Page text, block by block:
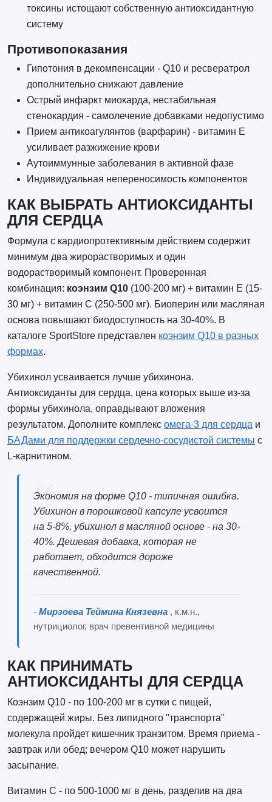
токсины истощают собственную антиоксидантную
систему
Противопоказания
Гипотония в декомпенсации - Q10 и ресвератрол
дополнительно снижают давление
Острый инфаркт миокарда, нестабильная
стенокардия - самолечение добавками недопустимо
Прием антикоагулянтов (варфарин) - витамин E
усиливает разжижение крови
Аутоиммунные заболевания в активной фазе
Индивидуальная непереносимость компонентов
КАК ВЫБРАТЬ АНТИОКСИДАНТЫ
ДЛЯ СЕРДЦА
Формула с кардиопротективным действием содержит
минимум два жирорастворимых и один
водорастворимый компонент. Проверенная
комбинация: коэнзим Q10(100-200 мг) + витамин E (15-
30 мг) + витамин C (250-500 мг). Биоперин или масляная
основа повышают биодоступность на 30-40%. В
каталоге SportStore представлен коэнзим Q10 в разных
формах.
Убихинол усваивается лучше убихинона.
Антиоксиданты для сердца, цена которых выше из-за
формы убихинола, оправдывают вложения
результатом. Дополните комплекс омега-3 для сердца и
БАДами для поддержки сердечно-сосудистой системы с
L-карнитином.
Экономия на форме Q10 - типичная ошибка.
Убихинон в порошковой капсуле усвоится
на 5-8%, убихинол в масляной основе - на 30-
40%. Дешевая добавка, которая не
работает, обходится дороже
качественной.
- Мирзоева Теймина Князевна , к.м.н.,
нутрициолог, врач превентивной медицины
КАК ПРИНИМАТЬ
АНТИОКСИДАНТЫ ДЛЯ СЕРДЦА
Коэнзим Q10 - по 100-200 мг в сутки с пищей,
содержащей жиры. Без липидного "транспорта"
молекула пройдет кишечник транзитом. Время приема -
завтрак или обед; вечером Q10 может нарушить
засыпание.
Витамин C - по 500-1000 мг в день, разделив на два